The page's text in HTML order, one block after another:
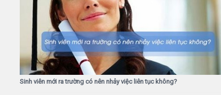
Sinh viên mới ra trường có nên nhảy việc liên tục không?